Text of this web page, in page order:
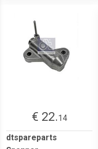
€ 22.14
dtspareparts